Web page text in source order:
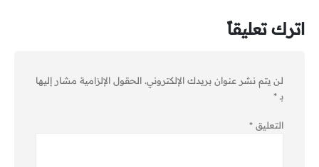
اترك تعليقاً
لن يتم نشر عنوان بريدك الإلكتروني. الحقول الإلزامية مشار إليها
بـ*
التعليق *